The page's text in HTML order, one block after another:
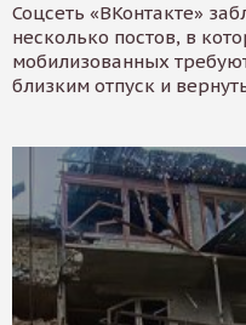
Соцсеть «ВКонтакте»
несколько постов, в
мобилизованных
близким отпуск и